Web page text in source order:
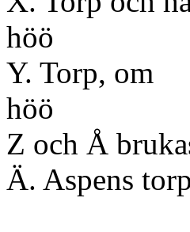
Y. Torp, om
Z och Å
Ä. Aspens